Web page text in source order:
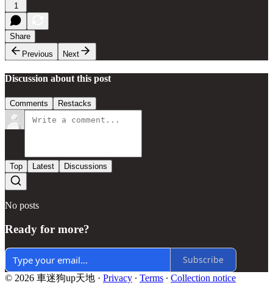
1
Share
Previous
Next
Discussion about this post
Comments Restacks
Top Latest Discussions
No posts
Ready for more?
Subscribe
© 2026 車迷狗up天地 · Privacy ∙ Terms ∙ Collection notice